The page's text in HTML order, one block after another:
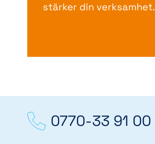
stärker din verksamhet.
0770-33 91 00